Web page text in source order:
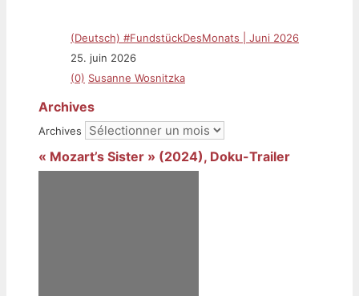
(Deutsch) #FundstückDesMonats | Juni 2026
25. juin 2026
(0) Susanne Wosnitzka
Archives
Archives
« Mozart’s Sister » (2024), Doku-Trailer